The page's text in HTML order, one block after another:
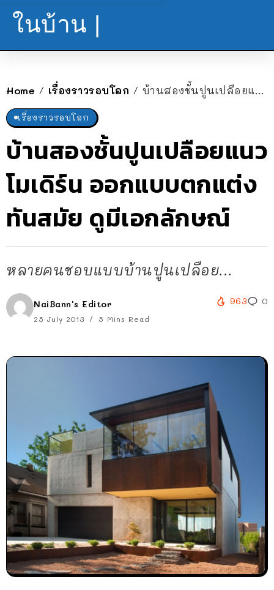
ในบ้าน |
Home / เรื่องราวรอบโลก / บ้านสองชั้นปูนเปลือยแนวโมเดิร์น ออกแบบตกแต่งทันสมัย ดูมีเอกลักษณ์
เรื่องราวรอบโลก
บ้านสองชั้นปูนเปลือยแนว
โมเดิร์น ออกแบบตกแต่ง
ทันสมัย ดูมีเอกลักษณ์
หลายคนชอบแบบบ้านปูนเปลือย...
NaiBann's Editor
25 July 2013 5 Mins Read
963 0